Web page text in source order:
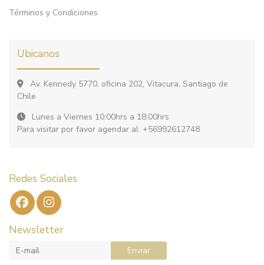
Términos y Condiciones
Ubicanos
Av. Kennedy 5770, oficina 202, Vitacura, Santiago de
Chile
Lunes a Viernes 10:00hrs a 18:00hrs
Para visitar por favor agendar al: +56992612748
Redes Sociales
Newsletter
Enviar